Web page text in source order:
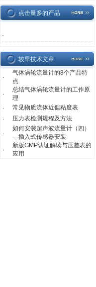
点击量多的产品
·
较早技术文章
·
气体涡轮流量计的8个产品特
点
·
总结气体涡轮流量计的工作原
理
·
常见物质流体近似粘度表
·
压力表检测规程及方法
·
如何安装超声波流量计（四）
—插入式传感器安装
·
新版GMP认证解读与压差表的
应用